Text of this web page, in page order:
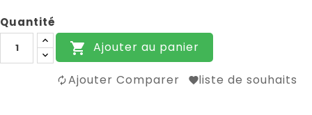
Quantité
 Ajouter au panier
Ajouter Comparer liste de souhaits